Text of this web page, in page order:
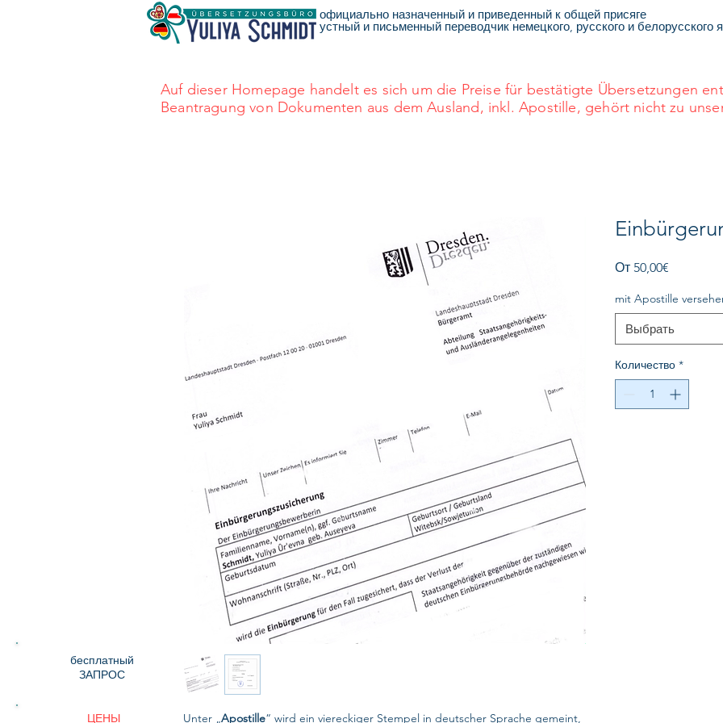
официально назначенный и приведенный к общей присяге
устный и письменный переводчик немецкого, русского и белорусского
Unter „Apostille“ wird ein viereckiger Stempel in deutscher Sprache gemeint,
От 50,00€
mit Apostille
Выбрать
Количество *
Auf dieser Homepage handelt es sich um die Preise für bestätigte Übersetzungen
Beantragung von Dokumenten aus dem Ausland, inkl. Apostille, gehört nicht zu
ЦЕНЫ
бесплатный
ЗАПРОС